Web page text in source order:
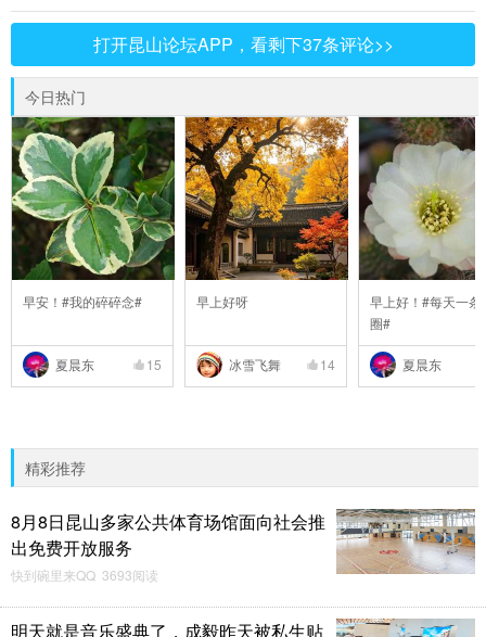
打开昆山论坛APP，看剩下37条评论>>
今日热门
早安！#我的碎碎念#
夏晨东 15
早上好呀
冰雪飞舞 14
早上好！#每天一条
圈#
夏晨东
精彩推荐
8月8日昆山多家公共体育场馆面向社会推
出免费开放服务
快到碗里来QQ 3693阅读
明天就是音乐盛典了，成毅昨天被私生贴